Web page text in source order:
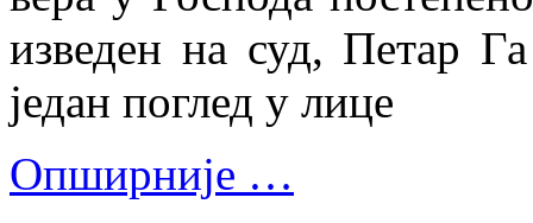
изведен на суд, Петар
један поглед у лице
Опширније …